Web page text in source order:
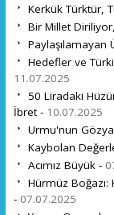
Kerkük Türktür,
Bir Millet
Paylaşılamayan
Hedefler ve
11.07.2025
50 Liradaki
İbret - 10.07.2025
Urmu'nun
Kaybolan
Acımız Büyük -
Hürmüz Boğazı:
- 07.07.2025